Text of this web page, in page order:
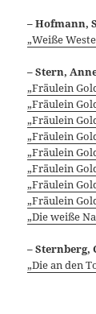
– Hofmann,
„Weiße
– Stern,
„Fräulein
„Fräulein
„Fräulein
„Fräulein
„Fräulein
„Fräulein
„Fräulein
„Fräulein
„Die weiße
– Sternberg,
„Die an den